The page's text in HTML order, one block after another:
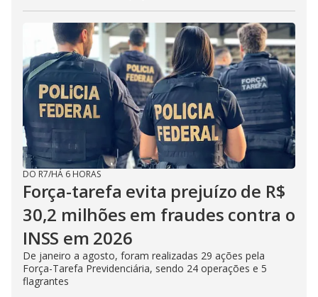
DO R7/HÁ 6 HORAS
Força-tarefa evita prejuízo de R$
30,2 milhões em fraudes contra o
INSS em 2026
De janeiro a agosto, foram realizadas 29 ações pela
Força-Tarefa Previdenciária, sendo 24 operações e 5
flagrantes